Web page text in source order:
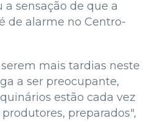
sensação de que a
de alarme no Centro-
mais tardias neste
a ser preocupante,
estão cada vez
preparados",